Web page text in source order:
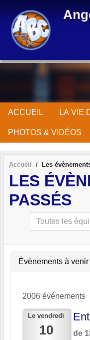
ACCUEIL LA VIE
PHOTOS & VIDÉOS
Accueil Les
LES
PASSÉS
Évènements à venir
2006 événements
Le vendredi
10 de